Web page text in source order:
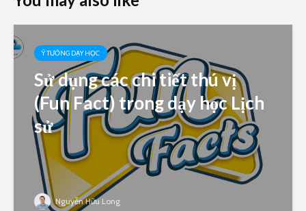
Ý TƯỞNG DẠY HỌC
Sử dụng các chi tiết thú vị
(Fun Fact) trong dạy học Lịch
sử
Nguyễn Hữu Long